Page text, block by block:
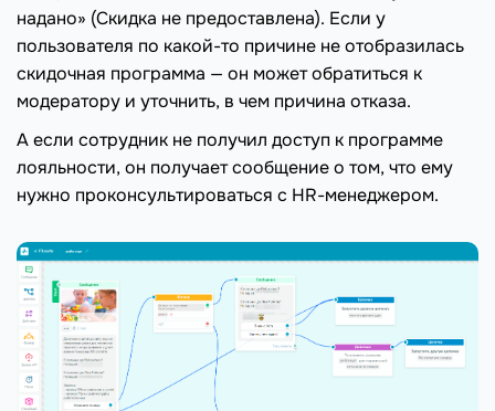
надано» (Скидка не предоставлена). Если у
пользователя по какой-то причине не отобразилась
скидочная программа — он может обратиться к
модератору и уточнить, в чем причина отказа.
А если сотрудник не получил доступ к программе
лояльности, он получает сообщение о том, что ему
нужно проконсультироваться с HR-менеджером.